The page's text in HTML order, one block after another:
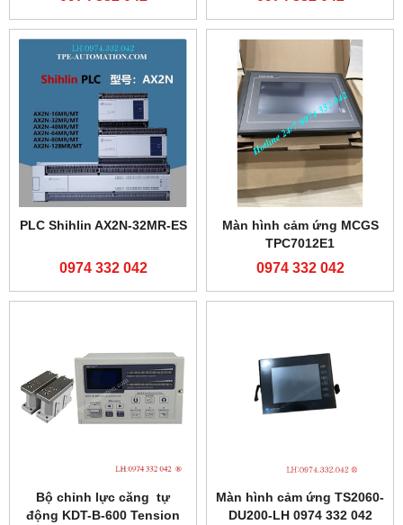
PLC Shihlin AX2N-32MR-ES
0974 332 042
Màn hình cảm ứng MCGS
TPC7012E1
0974 332 042
Bộ chỉnh lực căng tự
động KDT-B-600 Tension
Màn hình cảm ứng TS2060-
DU200-LH 0974 332 042